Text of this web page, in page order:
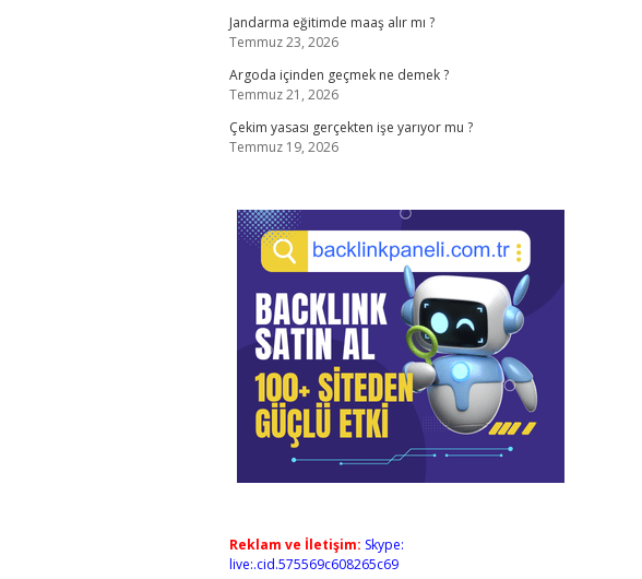
Jandarma eğitimde maaş alır mı ?
Temmuz 23, 2026
Argoda içinden geçmek ne demek ?
Temmuz 21, 2026
Çekim yasası gerçekten işe yarıyor mu ?
Temmuz 19, 2026
Reklam ve İletişim: Skype:
live:.cid.575569c608265c69